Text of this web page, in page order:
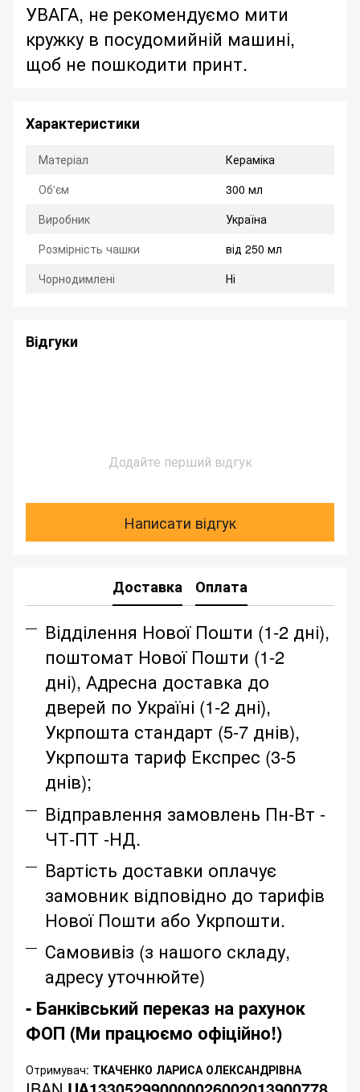
УВАГА, не рекомендуємо мити
кружку в посудомийній машині,
щоб не пошкодити принт.
Характеристики
Матеріал
Кераміка
Об'єм
300 мл
Виробник
Україна
Розмірність чашки
від 250 мл
Чорнодимлені
Ні
Відгуки
Додайте перший відгук
Написати відгук
Доставка Оплата
Відділення Нової Пошти (1-2 дні),
поштомат Нової Пошти (1-2
дні), Адресна доставка до
дверей по Україні (1-2 дні),
Укрпошта стандарт (5-7 днів),
Укрпошта тариф Експрес (3-5
днів);
Відправлення замовлень Пн-Вт -
ЧТ-ПТ -НД.
Вартість доставки оплачує
замовник відповідно до тарифів
Нової Пошти або Укрпошти.
Самовивіз (з нашого складу,
адресу уточнюйте)
- Банківський переказ на рахунок
ФОП (Ми працюємо офіційно!)
Отримувач: ТКАЧЕНКО ЛАРИСА ОЛЕКСАНДРІВНА